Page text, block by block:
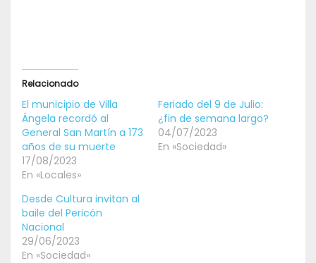
Relacionado
El municipio de Villa
Ángela recordó al
General San Martín a 173
años de su muerte
17/08/2023
En «Locales»
Feriado del 9 de Julio:
¿fin de semana largo?
04/07/2023
En «Sociedad»
Desde Cultura invitan al
baile del Pericón
Nacional
29/06/2023
En «Sociedad»